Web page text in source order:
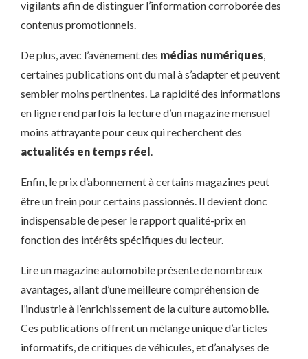
vigilants afin de distinguer l’information corroborée des
contenus promotionnels.
De plus, avec l’avènement des médias numériques,
certaines publications ont du mal à s’adapter et peuvent
sembler moins pertinentes. La rapidité des informations
en ligne rend parfois la lecture d’un magazine mensuel
moins attrayante pour ceux qui recherchent des
actualités en temps réel.
Enfin, le prix d’abonnement à certains magazines peut
être un frein pour certains passionnés. Il devient donc
indispensable de peser le rapport qualité-prix en
fonction des intérêts spécifiques du lecteur.
Lire un magazine automobile présente de nombreux
avantages, allant d’une meilleure compréhension de
l’industrie à l’enrichissement de la culture automobile.
Ces publications offrent un mélange unique d’articles
informatifs, de critiques de véhicules, et d’analyses de